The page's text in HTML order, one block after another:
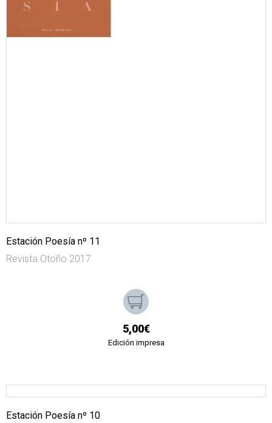
Estación Poesía nº 11
Revista Otoño 2017
5,00€
Edición impresa
Estación Poesía nº 10